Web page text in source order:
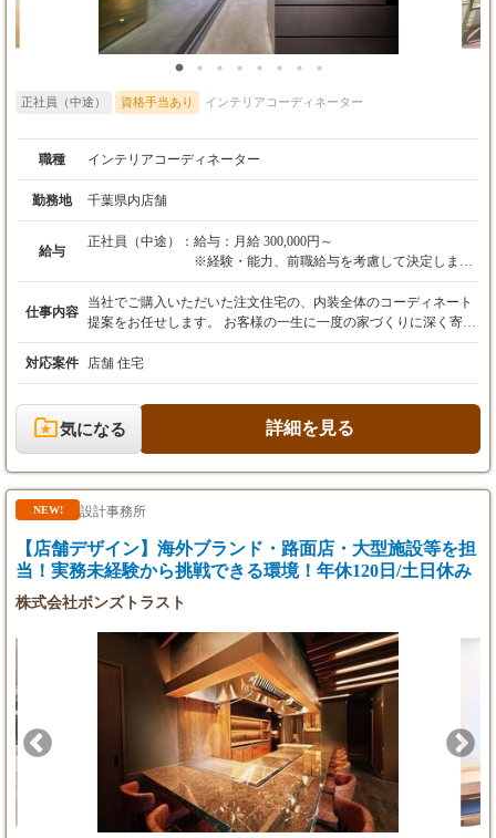
正社員（中途） 資格手当あり インテリアコーディネーター
職種 インテリアコーディネーター
勤務地 千葉県内店舗
給与
正社員（中途）： 給与：月給 300,000円～
※経験・能力、前職給与を考慮して決定しま
す。
※上記額には固定残業代（月30時間分、55,000
円～）を含みます。超過分は全額支給します。
り）
・インセンティブ賞与：年2回（1月、7月）
試用期間：6ヶ月（期間中の給与・待遇に変動
仕事内容
当社でご購入いただいた注文住宅の、内装全体のコーディネート
提案をお任せします。 お客様の一生に一度の家づくりに深く寄り
添い、理想の空間を形にする、やりがいの大きな仕事です。 【具
体的な業務内容】 ・お客様との内装打ち合わせ ・各種手配・管
理業務 ・事務作業 玄関ドアから壁紙、床材に至るまで、サンプ
ルをお見せしながらお客様の想いを引き出し、具体的なデザイン
へと落とし込んでいきます。 時には、キッチンやトイレといった
住宅設備、さらにはカーテンやテーブルなどの家具まで含めたト
宅、金融機関の支店などの実績も稀にあり 案件数：常時10件ほど
を並行して担当（時期により変動あり） 案件規模：30坪以下、20
00万円以上の案件が多い 繁忙期：5～6月、11～12月ごろ（引き渡
しに合わせて） 【チーム体制について】 部署人数：2名 コミュニ
ケーションを取る相手：お客様、家具業者 デザインの決め方：基
本的には一人で進めることが多いが、経験の浅い方は相談しなが
か）：9:00～18:30の固定勤務（休みは取りやすい環境）
対応案件 店舗 住宅
気になる 詳細を見る
NEW! 設計事務所
【店舗デザイン】海外ブランド・路面店・大型施設等を担
当！実務未経験から挑戦できる環境！年休120日/土日休み
株式会社ボンズトラスト